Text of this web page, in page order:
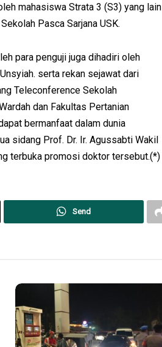
mahasiswa Strata 3 (S3) yang lain
Pasca Sarjana USK.
para penguji juga dihadiri oleh
serta rekan sejawat dari
Teleconference Sekolah
dan Fakultas Pertanian
bermanfaat dalam dunia
sidang Prof. Dr. Ir. Agussabti Wakil
terbuka promosi doktor tersebut.(*)
Send